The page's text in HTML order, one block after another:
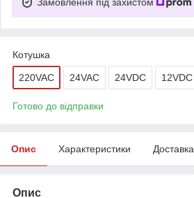
Котушка
220VAC 24VAC 24VDC 12VDC
Готово до відправки
Опис Характеристики Доставка
Опис